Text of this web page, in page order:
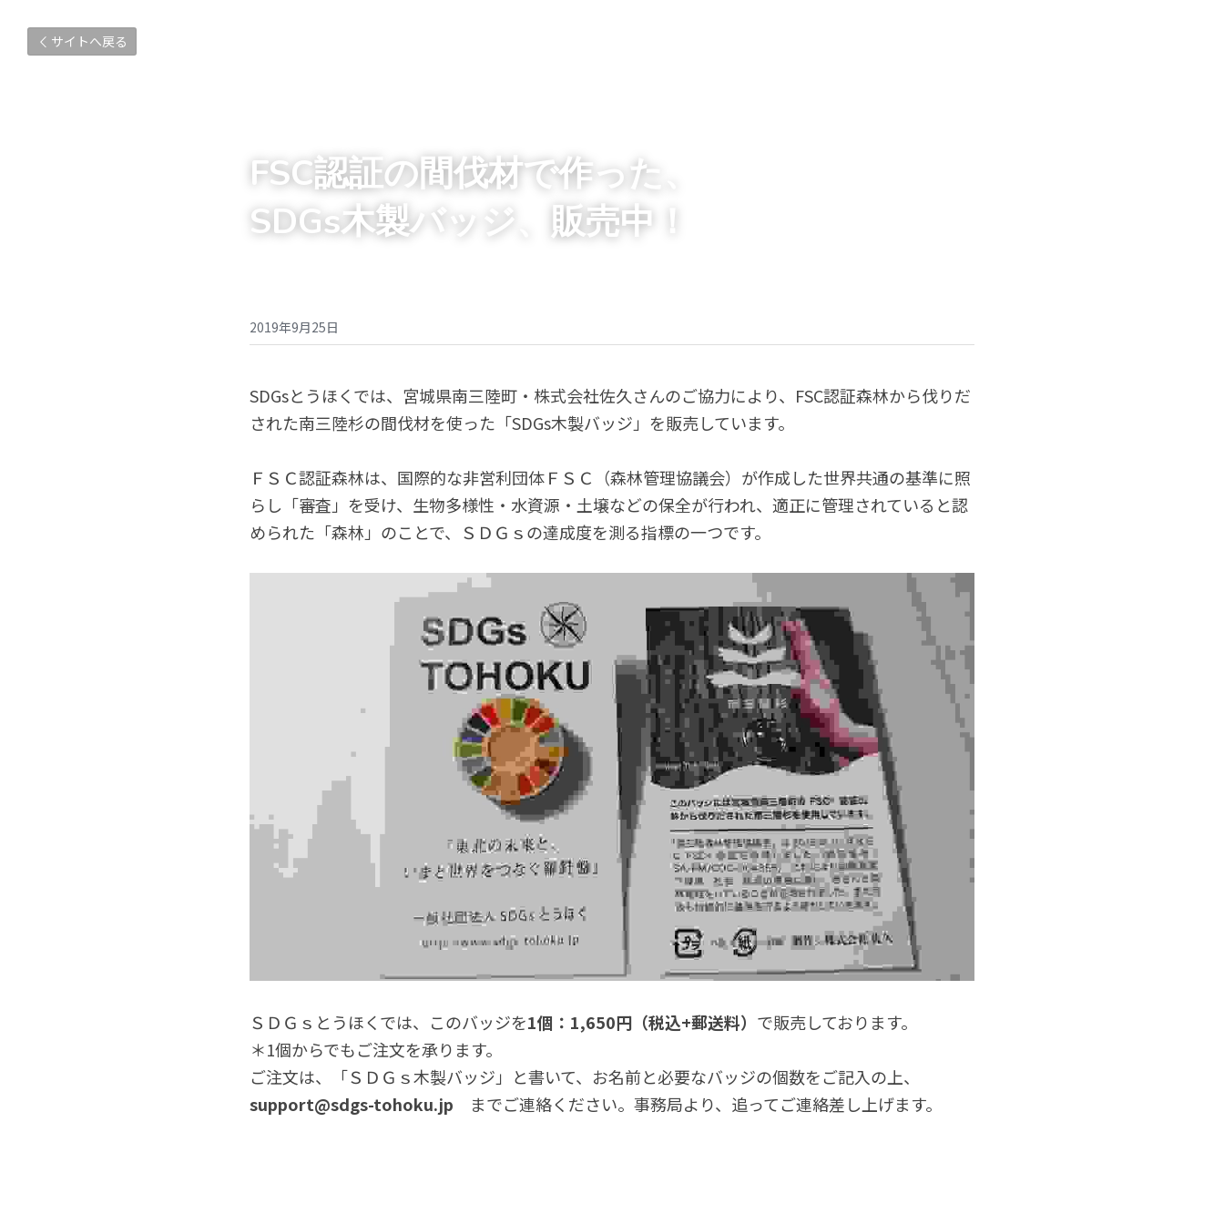
サイトへ戻る
FSC認証の間伐材で作った、
SDGs木製バッジ、販売中！
2019年9月25日
SDGsとうほくでは、宮城県南三陸町・株式会社佐久さんのご協力により、 FSC認証森林から伐りだ
された南三陸杉の間伐材を使った「SDGs木製バッジ」を販売しています。
ＦＳＣ認証森林は、国際的な非営利団体ＦＳＣ（森林管理協議会）が作成した世界共通の基準に照
らし「審査」を受け、生物多様性・水資源・土壌などの保全が行われ、適正に管理されていると認
められた「森林」のことで、
ＳＤＧｓの達成度を測る指標の一つです。
ＳＤＧｓとうほくでは、このバッジを1個：1,650円（税込+郵送料） で販売しております。
＊1個からでもご注文を承ります。
ご注文は、「ＳＤＧｓ木製バッジ」と書いて、お名前と必要なバッジの個数をご記入の上、
support@sdgs-tohoku.jp までご連絡ください。事務局より、追ってご連絡差し上げます。